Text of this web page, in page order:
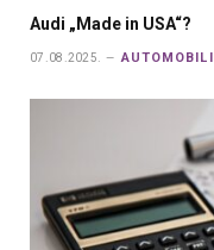
Audi „Made in USA“?
07.08.2025. AUTOMOBILI